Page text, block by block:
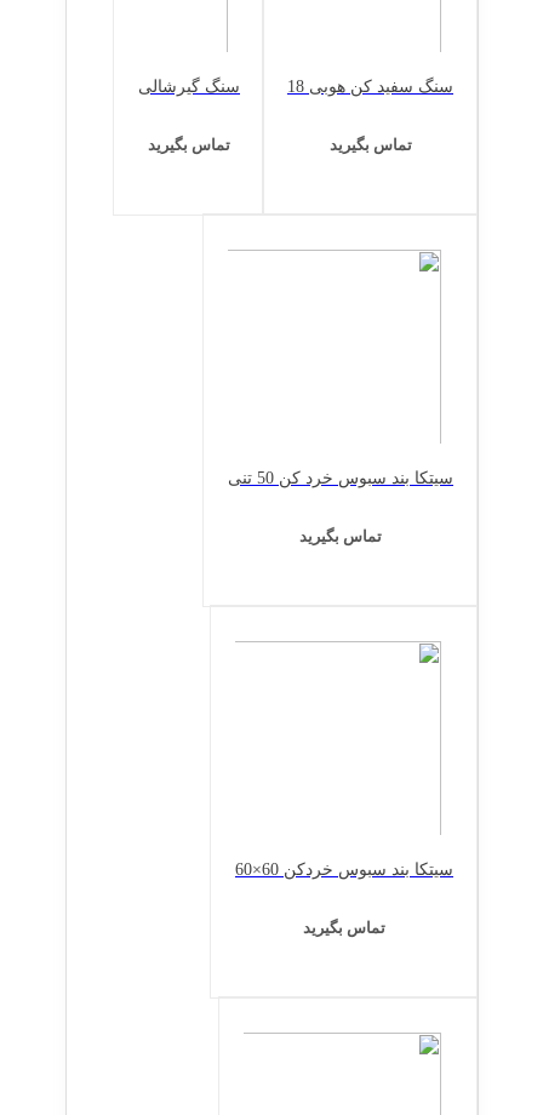
سنگ سفید کن هوبی 18
تماس بگیرید
سنگ گیرشالی
تماس بگیرید
سیتکا بند سبوس خرد کن 50 تنی
تماس بگیرید
سیتکا بند سبوس خردکن 60×60
تماس بگیرید